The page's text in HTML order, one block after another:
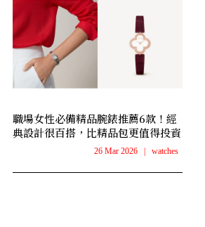
職場女性必備精品腕錶推薦6款！經
典設計很百搭，比精品包更值得投資
26 Mar 2026 watches